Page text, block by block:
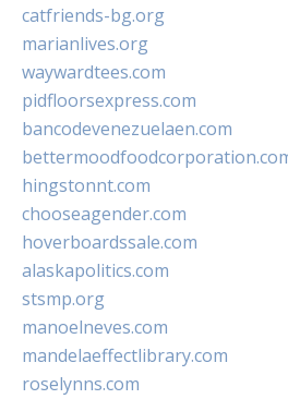
catfriends-bg.org
marianlives.org
waywardtees.com
pidfloorsexpress.com
bancodevenezuelaen.com
hingstonnt.com
chooseagender.com
hoverboardssale.com
alaskapolitics.com
stsmp.org
manoelneves.com
mandelaeffectlibrary.com
roselynns.com